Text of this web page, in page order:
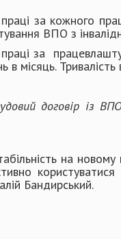
за кожного
ВПО з
за
місяць.
договір із
на новому
Бандирський.